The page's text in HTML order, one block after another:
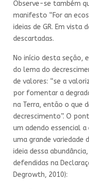
Observe-se também
manifesto “For an
ideias de GR. Em vista
descartadas.
No início desta seção,
do lema do
de valores: “se a
por fomentar a
na Terra, então o que
decrescimento”. O
um adendo essencial
uma grande variedade
ideia dessa
defendidas na
Degrowth, 2010):